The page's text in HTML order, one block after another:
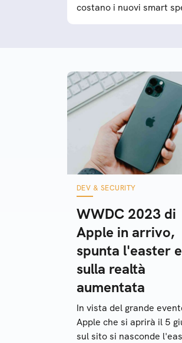
costano i nuovi smart
DEV & SECURITY
WWDC 2023 di
Apple in arrivo,
spunta l'easter
sulla realtà
aumentata
In vista del grande
Apple che si aprirà il 5
sul sito si nasconde